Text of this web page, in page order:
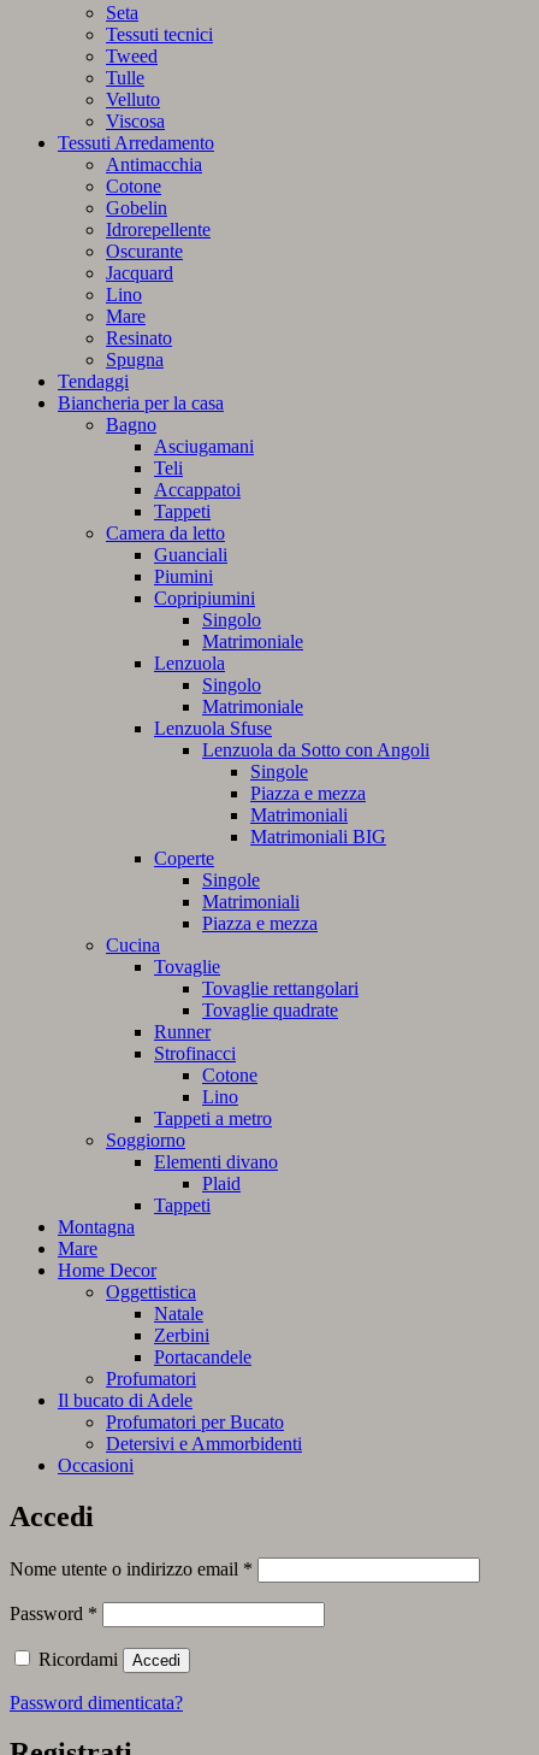
Seta
Tessuti tecnici
Tweed
Tulle
Velluto
Viscosa
Tessuti Arredamento
Antimacchia
Cotone
Gobelin
Idrorepellente
Oscurante
Jacquard
Lino
Mare
Resinato
Spugna
Tendaggi
Biancheria per la casa
Bagno
Asciugamani
Teli
Accappatoi
Tappeti
Camera da letto
Guanciali
Piumini
Copripiumini
Singolo
Matrimoniale
Lenzuola
Singolo
Matrimoniale
Lenzuola Sfuse
Lenzuola da Sotto con Angoli
Singole
Piazza e mezza
Matrimoniali
Matrimoniali BIG
Coperte
Singole
Matrimoniali
Piazza e mezza
Cucina
Tovaglie
Tovaglie rettangolari
Tovaglie quadrate
Runner
Strofinacci
Cotone
Lino
Tappeti a metro
Soggiorno
Elementi divano
Plaid
Tappeti
Montagna
Mare
Home Decor
Oggettistica
Natale
Zerbini
Portacandele
Profumatori
Il bucato di Adele
Profumatori per Bucato
Detersivi e Ammorbidenti
Occasioni
Accedi
Nome utente o indirizzo email *
Password *
Ricordami Accedi
Password dimenticata?